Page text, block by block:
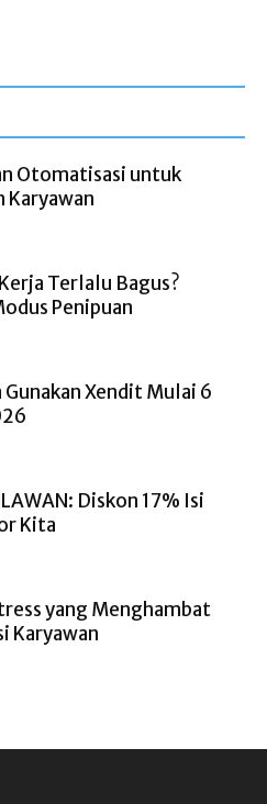
Otomatisasi untuk
Karyawan
Terlalu Bagus?
Penipuan
Xendit Mulai 6
Diskon 17% Isi
Kita
yang Menghambat
Karyawan